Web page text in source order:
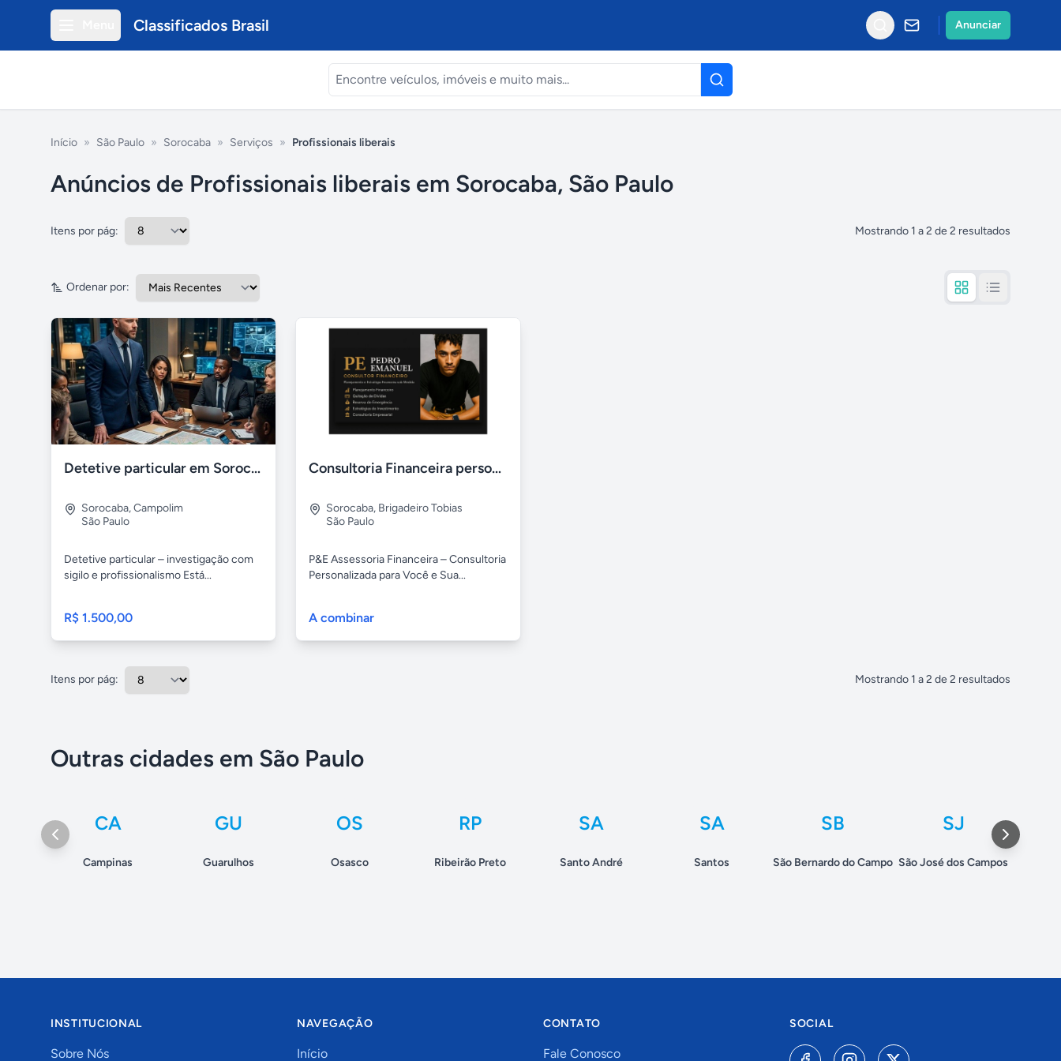
Classificados Brasil Anunciar
Início » São Paulo » Sorocaba » Serviços » Profissionais liberais
Anúncios de Profissionais liberais em Sorocaba, São Paulo
Itens por pág: Mostrando 1 a2 de 2 resultados
Ordenar por:
Detetive particular em Sorocaba
Sorocaba,Campolim
São Paulo
Detetive particular – investigação com
sigilo e profissionalismo Está...
R$ 1.500,00
Consultoria Financeira personalizada
Sorocaba, Brigadeiro Tobias
São Paulo
P&E Assessoria Financeira – Consultoria
Personalizada para Você e Sua...
A combinar
Itens por pág: Mostrando 1 a2 de 2 resultados
Outras cidades em São Paulo
CA
Campinas
GU
Guarulhos
OS
Osasco
RP
Ribeirão Preto
SA
Santo André
SA
Santos
SB
São Bernardo do Campo
SJ
São José dos Campos
INSTITUCIONAL
Sobre Nós
NAVEGAÇÃO
Início
CONTATO
Fale Conosco
SOCIAL